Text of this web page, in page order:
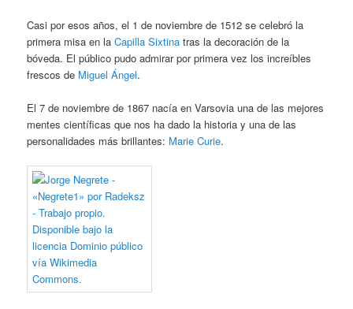
Casi por esos años, el 1 de noviembre de 1512 se celebró la
primera misa en laCapilla Sixtina tras la decoración de la
bóveda. El público pudo admirar por primera vez los increíbles
frescos de Miguel Ángel.
El 7 de noviembre de 1867 nacía en Varsovia una de las mejores
mentes científicas que nos ha dado la historia y una de las
personalidades más brillantes: Marie Curie.